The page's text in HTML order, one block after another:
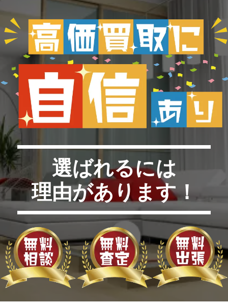
選ばれるには
理由があります！